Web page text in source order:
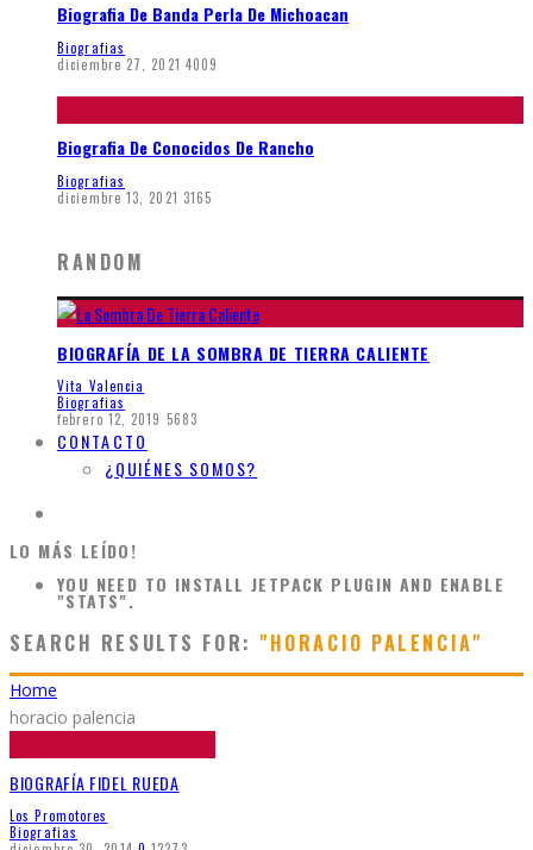
Biografia De Banda Perla De Michoacan
Biografias
diciembre 27, 2021 4009
Biografia De Conocidos De Rancho
Biografias
diciembre 13, 2021 3165
RANDOM
BIOGRAFÍA DE LA SOMBRA DE TIERRA CALIENTE
Vita Valencia
Biografias
febrero 12, 2019 5683
CONTACTO
¿QUIÉNES SOMOS?
LO MÁS LEÍDO!
YOU NEED TO INSTALL JETPACK PLUGIN AND ENABLE
"STATS".
SEARCH RESULTS FOR: "HORACIO PALENCIA"
Home
horacio palencia
BIOGRAFÍA FIDEL RUEDA
Los Promotores
Biografias